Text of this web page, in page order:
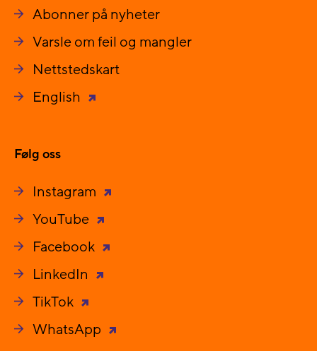
Abonner på nyheter
Varsle om feil og mangler
Nettstedskart
English
Følg oss
Instagram
YouTube
Facebook
LinkedIn
TikTok
WhatsApp